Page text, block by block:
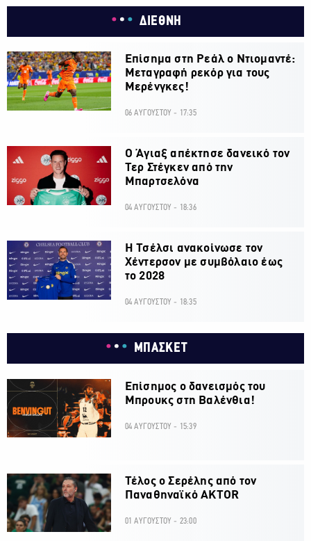
ΔΙΕΘΝΗ
Επίσημα στη Ρεάλ ο Ντιομαντέ:
Μεταγραφή ρεκόρ για τους
Μερένγκες!
06 ΑΥΓΟΥΣΤΟΥ - 17:35
Ο Άγιαξ απέκτησε δανεικό τον
Τερ Στέγκεν από την
Μπαρτσελόνα
04 ΑΥΓΟΥΣΤΟΥ - 18:36
H Τσέλσι ανακοίνωσε τον
Χέντερσον με συμβόλαιο έως
το 2028
04 ΑΥΓΟΥΣΤΟΥ - 18:35
ΜΠΑΣΚΕΤ
Επίσημος ο δανεισμός του
Μπρουκς στη Βαλένθια!
04 ΑΥΓΟΥΣΤΟΥ - 15:39
Τέλος ο Σερέλης από τον
Παναθηναϊκό AKTOR
01 ΑΥΓΟΥΣΤΟΥ - 23:00